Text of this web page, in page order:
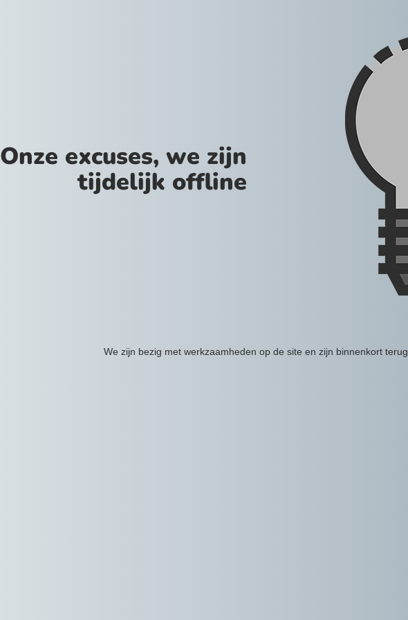
Onze excuses, we zijn
tijdelijk offline
We zijn bezig met werkzaamheden op de site en zijn binnenkort terug.